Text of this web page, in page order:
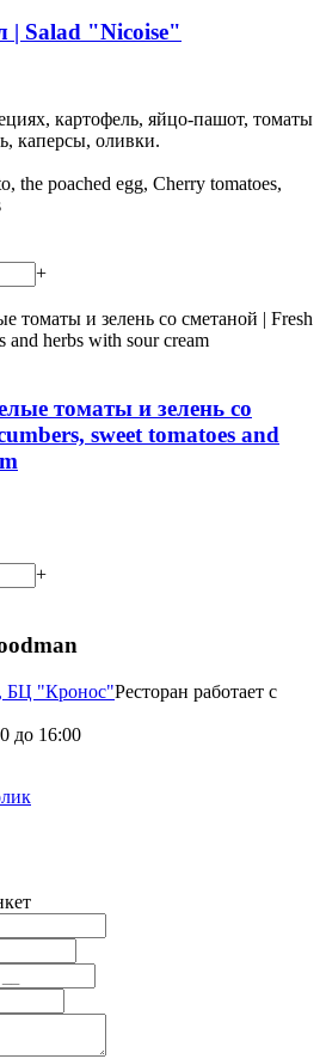
| Salad "Nicoise"
картофель, яйцо-пашот, томаты
каперсы, оливки.
the poached egg, Cherry tomatoes,
+
томаты и зелень со
sweet tomatoes and
+
БЦ "Кронос"Ресторан работает с
до 16:00